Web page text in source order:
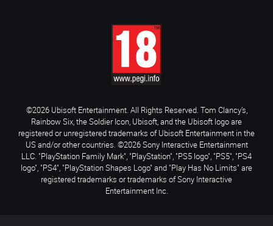
©2026 Ubisoft Entertainment. All Rights Reserved. Tom Clancy’s,
Rainbow Six, the Soldier Icon, Ubisoft, and the Ubisoft logo are
registered or unregistered trademarks of Ubisoft Entertainment in the
US and/or other countries. ©2026 Sony Interactive Entertainment
LLC. "PlayStation Family Mark", "PlayStation", "PS5 logo", "PS5", "PS4
logo", "PS4", "PlayStation Shapes Logo" and "Play Has No Limits" are
registered trademarks or trademarks of Sony Interactive
Entertainment Inc.